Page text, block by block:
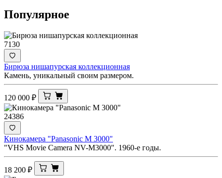
Популярное
7130
Бирюза нишапурская коллекционная
Камень, уникальный своим размером.
120 000 ₽
24386
Кинокамера "Panasonic M 3000"
"VHS Movie Camera NV-M3000". 1960-е годы.
18 200 ₽